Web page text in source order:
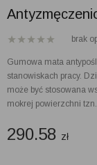
brak
Gumowa mata
stanowiskach pracy.
może być stosowana
mokrej powierzchni
290.58 zł